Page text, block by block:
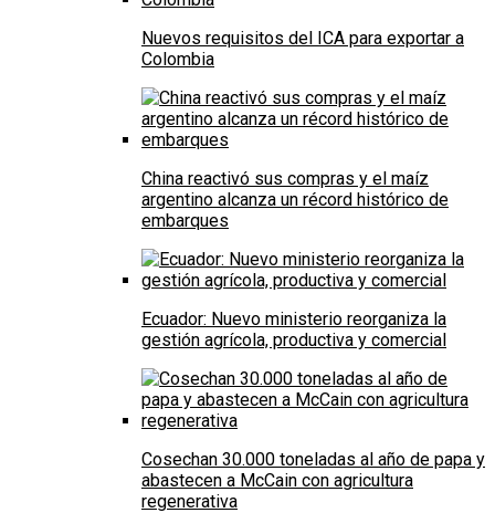
Nuevos requisitos del ICA para exportar a
Colombia
China reactivó sus compras y el maíz
argentino alcanza un récord histórico de
embarques
Ecuador: Nuevo ministerio reorganiza la
gestión agrícola, productiva y comercial
Cosechan 30.000 toneladas al año de papa y
abastecen a McCain con agricultura
regenerativa